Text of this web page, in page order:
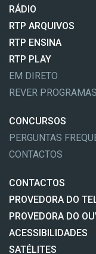
RÁDIO
RTP ARQUIVOS
RTP ENSINA
RTP PLAY
EM DIRETO
REVER PROGRAMAS
CONCURSOS
PERGUNTAS
CONTACTOS
CONTACTOS
PROVEDORA DO
PROVEDORA DO
ACESSIBILIDADES
SATÉLITES